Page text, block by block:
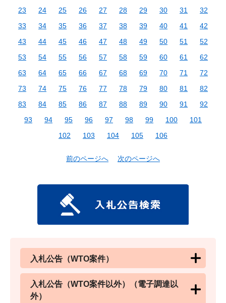
23
24 25 26 27 28 29 30 31
32
33
34 35 36 37 38 39 40 41
42
43
44 45 46 47 48 49 50 51
52
53
54 55 56 57 58 59 60 61
62
63
64 65 66 67 68 69 70 71
72
73
74 75 76 77 78 79 80 81
82
83
84 85 86 87 88 89 90 91
92
93
94 95 96 97 98 99 100
101
102
103 104 105 106
前のページへ 次のページへ
入札公告（WTO案件）
入札公告（WTO案件以外）（電子調達以
外）